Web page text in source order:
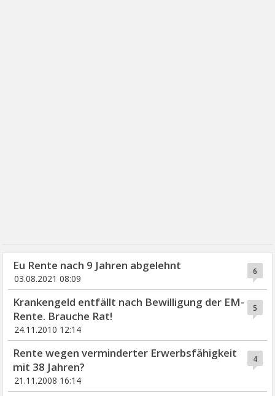
6
Eu Rente nach 9 Jahren abgelehnt
03.08.2021 08:09
5
Krankengeld entfällt nach Bewilligung der EM-
Rente. Brauche Rat!
24.11.2010 12:14
4
Rente wegen verminderter Erwerbsfähigkeit
mit 38 Jahren?
21.11.2008 16:14